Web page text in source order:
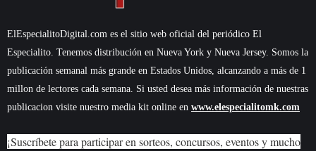
ElEspecialitoDigital.com es el sitio web oficial del periódico El
Especialito. Tenemos distribución en Nueva York y Nueva Jersey. Somos la
publicación semanal más grande en Estados Unidos, alcanzando a más de 1
millon de lectores cada semana. Si usted desea más información de nuestras
publicacion visite nuestro media kit online en www.elespecialitomk.com
¡Suscríbete para participar en sorteos, concursos, eventos y mucho